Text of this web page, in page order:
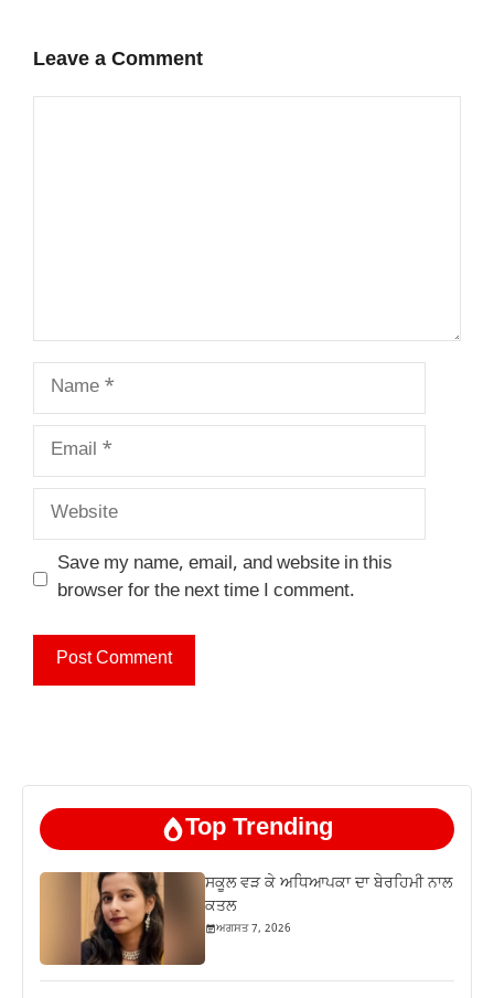
Leave a Comment
Name
Email
Website
Save my name, email, and website in this
browser for the next time I comment.
Top Trending
ਸਕੂਲ ਵੜ ਕੇ ਅਧਿਆਪਕਾ ਦਾ ਬੇਰਹਿਮੀ ਨਾਲ
ਕਤਲ
ਅਗਸਤ 7, 2026